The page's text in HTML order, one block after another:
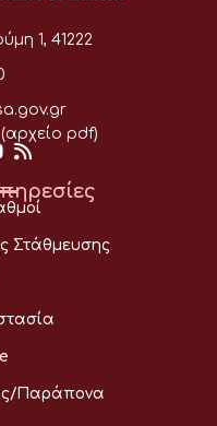
1, 41222
pdf)
Στάθμευσης
Παράπονα